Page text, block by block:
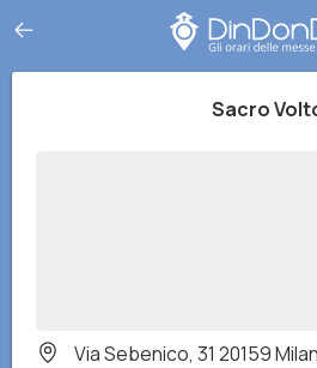
Sacro
Via Sebenico, 31 20159